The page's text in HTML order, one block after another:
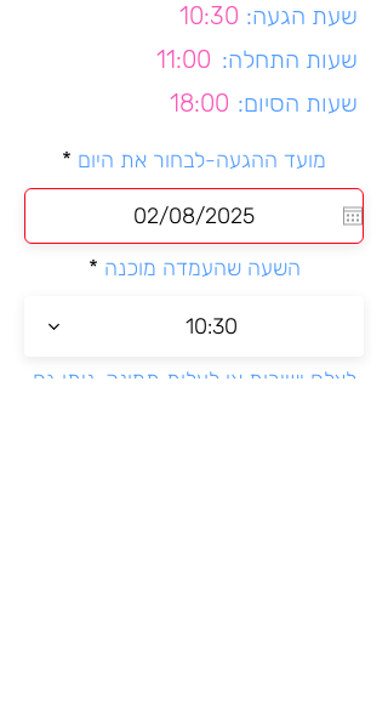
10:30 שעת הגעה:
11:00 שעות התחלה:
18:00 שעות הסיום:
מועד ההגעה-לבחור את היום *
i
השעה שהעמדה מוכנה
10:30
לצלם ישירות או לעלות תמונה-ניתן גם